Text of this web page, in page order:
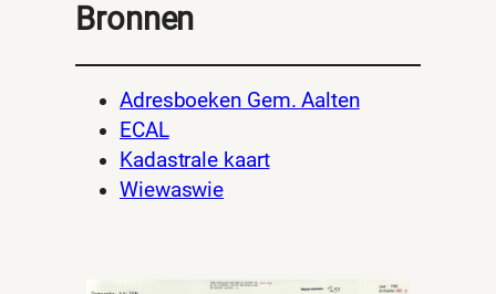
Bronnen
Adresboeken Gem. Aalten
ECAL
Kadastrale kaart
Wiewaswie